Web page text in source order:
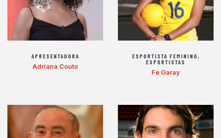
APRESENTADORA
Adriana Couto
ESPORTISTA FEMININO ,
ESPORTISTAS
Fe Garay